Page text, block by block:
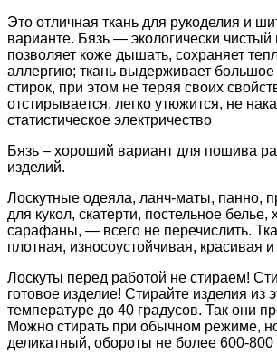
Это отличная ткань для рукоделия и
варианте. Бязь — экологически
позволяет коже дышать, сохраняет
аллергию; ткань выдерживает большое
стирок, при этом не теряя своих
отстирывается, легко утюжится, не
статистическое электричество
Бязь – хороший вариант для пошива
изделий.
Лоскутные одеяла, ланч-маты, панно,
для кукол, скатерти, постельное белье,
сарафаны, — всего не перечислить.
плотная, износоустойчивая, красивая
Лоскуты перед работой не стираем!
готовое изделие! Стирайте изделия из
температуре до 40 градусов. Так они
Можно стирать при обычном режиме,
деликатный, обороты не более 600-800